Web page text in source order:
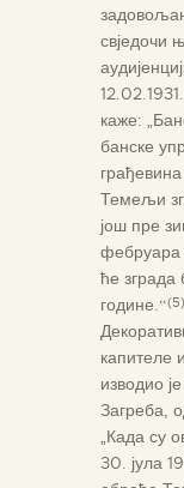
свједочи
каже:
банске
Темељи
још пре
фебруара
ће зграда
године.“(5)
капителе
изводио
Загреба,
„Када су
30. јула